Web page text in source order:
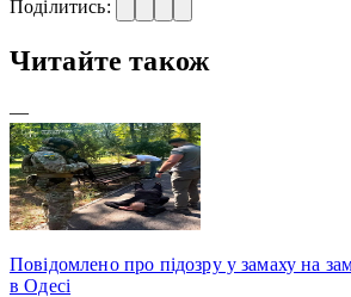
Поділитись:
Читайте також
—
Повідомлено про підозру у замаху на
в Одесі